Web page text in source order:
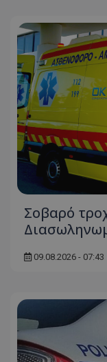
Σοβαρό
09.08.2026 - 07:43